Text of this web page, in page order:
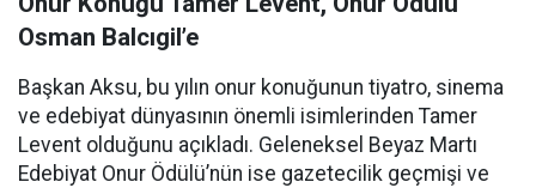
Osman Balcıgil’e
Başkan Aksu, bu yılın onur konuğunun tiyatro, sinema
ve edebiyat dünyasının önemli isimlerinden Tamer
Levent olduğunu açıkladı. Geleneksel Beyaz Martı
Edebiyat Onur Ödülü’nün ise gazetecilik geçmişi ve